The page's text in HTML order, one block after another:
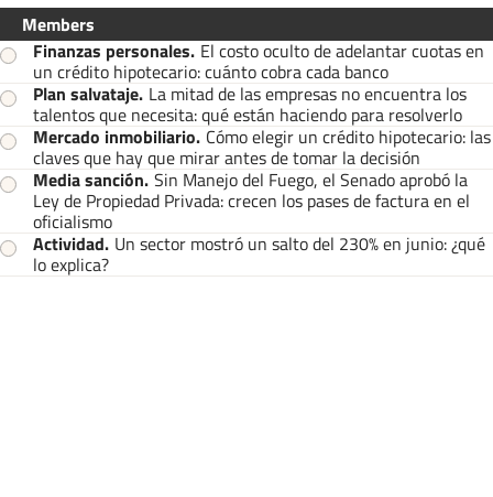
Members
Finanzas personales. El costo oculto de adelantar cuotas en
un crédito hipotecario: cuánto cobra cada banco
Plan salvataje. La mitad de las empresas no encuentra los
talentos que necesita: qué están haciendo para resolverlo
Mercado inmobiliario. Cómo elegir un crédito hipotecario: las
claves que hay que mirar antes de tomar la decisión
Media sanción. Sin Manejo del Fuego, el Senado aprobó la
Ley de Propiedad Privada: crecen los pases de factura en el
oficialismo
Actividad. Un sector mostró un salto del 230% en junio: ¿qué
lo explica?